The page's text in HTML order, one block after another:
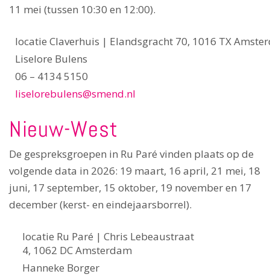
11 mei (tussen 10:30 en 12:00).
locatie Claverhuis | Elandsgracht 70, 1016 TX
Liselore Bulens
06 – 4134 5150
liselorebulens@smend.nl
Nieuw-West
De gespreksgroepen in Ru Paré vinden plaats op de
volgende data in 2026: 19 maart, 16 april, 21 mei, 18
juni, 17 september, 15 oktober, 19 november en 17
december (kerst- en eindejaarsborrel).
locatie Ru Paré | Chris Lebeaustraat
4, 1062 DC Amsterdam
Hanneke Borger